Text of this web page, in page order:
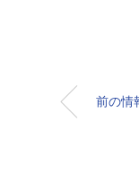
前の情